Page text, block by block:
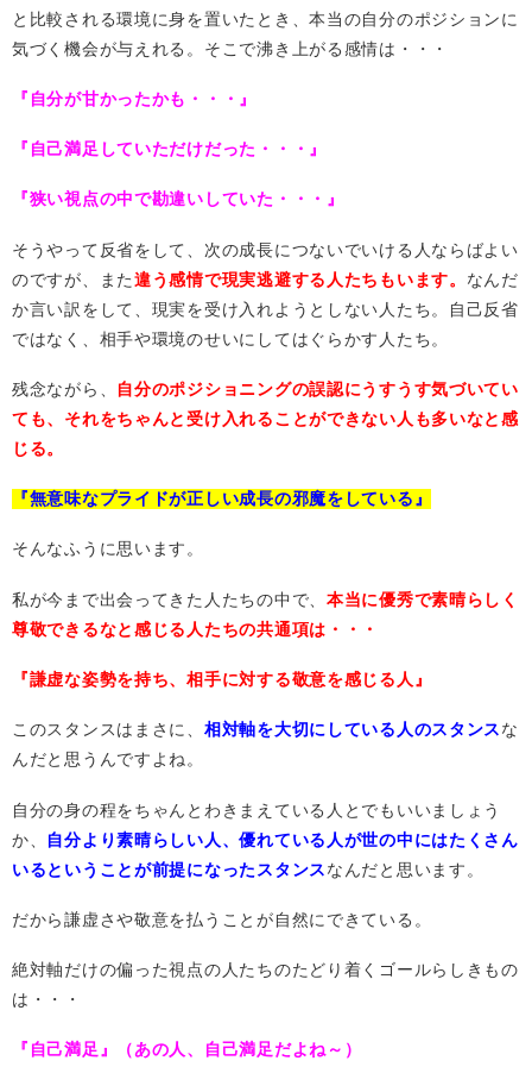
と比較される環境に身を置いたとき、本当の自分のポジションに
気づく機会が与えれる。そこで沸き上がる感情は・・・
『自分が甘かったかも・・・』
『自己満足していただけだった・・・』
『狭い視点の中で勘違いしていた・・・』
そうやって反省をして、次の成長につないでいける人ならばよい
のですが、また違う感情で現実逃避する人たちもいます。 なんだ
か言い訳をして、現実を受け入れようとしない人たち。自己反省
ではなく、相手や環境のせいにしてはぐらかす人たち。
残念ながら、 自分のポジショニングの誤認にうすうす気づいてい
ても、それをちゃんと受け入れることができない人も多いなと感
じる。
『無意味なプライドが正しい成長の邪魔をしている』
そんなふうに思います。
私が今まで出会ってきた人たちの中で、 本当に優秀で素晴らしく
尊敬できるなと感じる人たちの共通項は・・・
『謙虚な姿勢を持ち、相手に対する敬意を感じる人』
このスタンスはまさに、 相対軸を大切にしている人のスタンスな
んだと思うんですよね。
自分の身の程をちゃんとわきまえている人とでもいいましょう
か、 自分より素晴らしい人、優れている人が世の中にはたくさん
いるということが前提になったスタンスなんだと思います。
だから謙虚さや敬意を払うことが自然にできている。
絶対軸だけの偏った視点の人たちのたどり着くゴールらしきもの
は・・・
『自己満足』（あの人、自己満足だよね～）